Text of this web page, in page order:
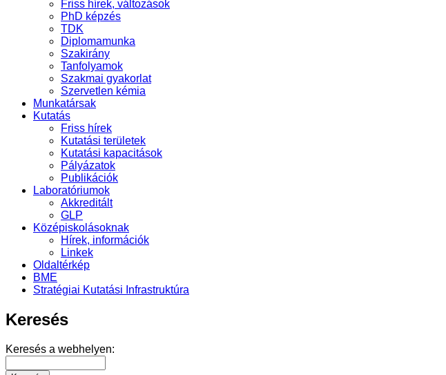
Friss hírek, változások
PhD képzés
TDK
Diplomamunka
Szakirány
Tanfolyamok
Szakmai gyakorlat
Szervetlen kémia
Munkatársak
Kutatás
Friss hírek
Kutatási területek
Kutatási kapacitások
Pályázatok
Publikációk
Laboratóriumok
Akkreditált
GLP
Középiskolásoknak
Hírek, információk
Linkek
Oldaltérkép
BME
Stratégiai Kutatási Infrastruktúra
Keresés
Keresés a webhelyen: